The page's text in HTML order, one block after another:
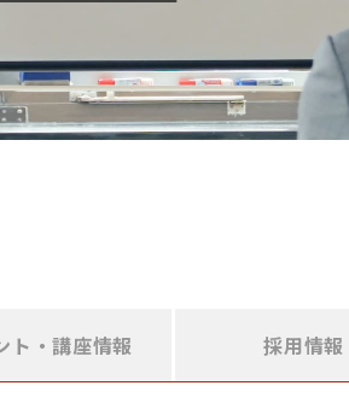
ト・講座情報 採用情報